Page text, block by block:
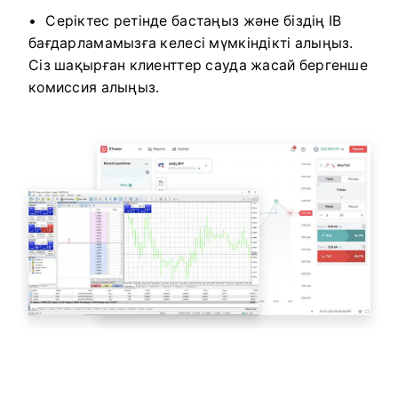
Серіктес ретінде бастаңыз және біздің IB
бағдарламамызға келесі мүмкіндікті алыңыз.
Сіз шақырған клиенттер сауда жасай бергенше
комиссия алыңыз.